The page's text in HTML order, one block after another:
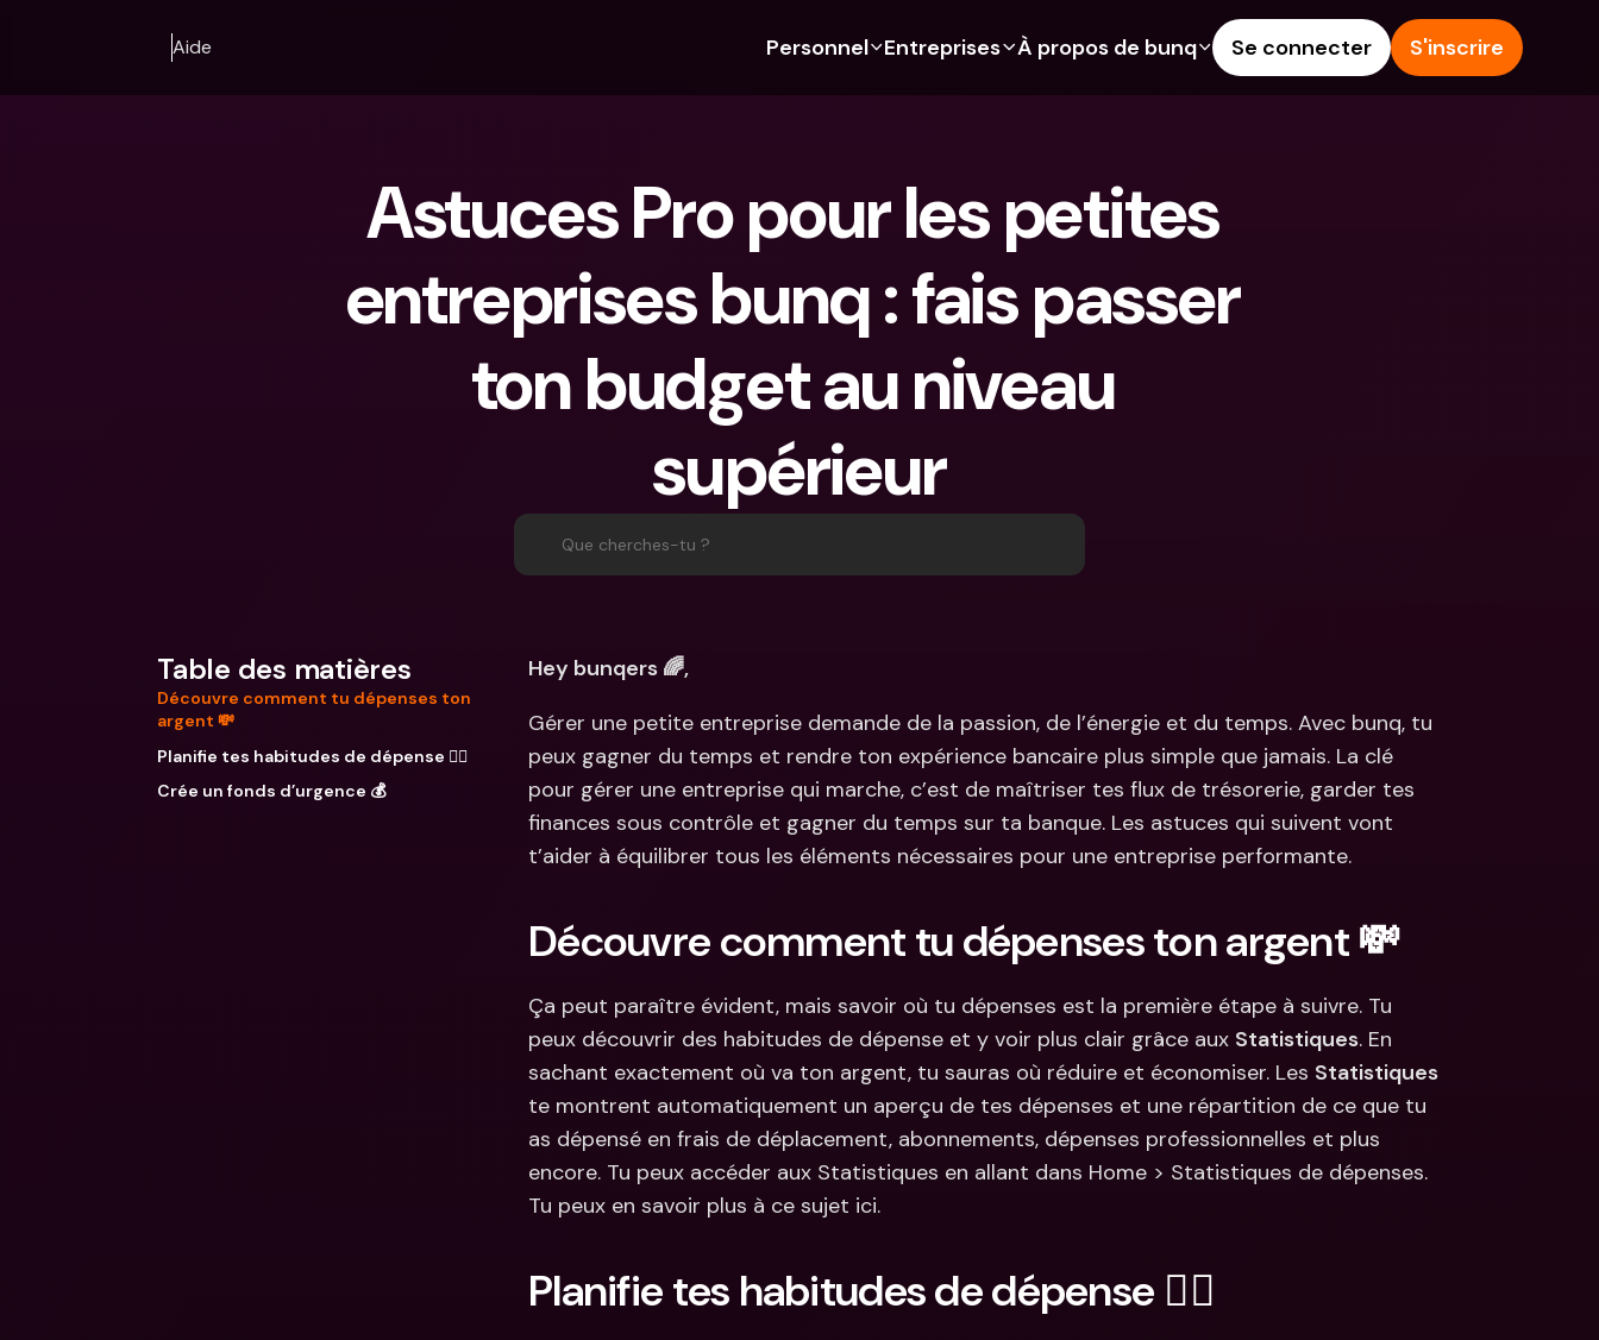
Aide Personnel
Pour les expats
Pour les couples
Pour les parents
Abonnements
bunq Free
bunq Elite
Comparer les abonnements
Cartes de crédit
Crypto
Comptes communs
Paiements
Compte d'épargne
Actions
Entreprises
Pour les freelances
Pour les PME
Abonnements
bancaires
bunq Core
bunq Pro
bunq Elite
Comparer les abonnements
Cartes de crédit
Devises étrangères & IBANs
Retraits et dépôts aux
distributeurs
bunq Deals
Gestion des dépenses
À propos de bunq
Durabilité
Presse
Emplois
Blog
Signaler un problème
Documents légaux
Se connecter S'inscrire
Astuces Pro pour les petites
entreprises bunq : fais passer
ton budget au niveau
supérieur
Que cherches-tu ?
Table des matières
Découvre comment tu dépenses ton
argent 💸
Planifie tes habitudes de dépense ✍🏼
Crée un fonds d’urgence 💰
Hey bunqers 🌈,
Gérer une petite entreprise demande de la passion, de l’énergie et du temps. Avec bunq, tu
peux gagner du temps et rendre ton expérience bancaire plus simple que jamais. La clé
pour gérer une entreprise qui marche, c’est de maîtriser tes flux de trésorerie, garder tes
finances sous contrôle et gagner du temps sur ta banque. Les astuces qui suivent vont
t’aider à équilibrer tous les éléments nécessaires pour une entreprise performante.
Découvre comment tu dépenses ton argent 💸
Ça peut paraître évident, mais savoir où tu dépenses est la première étape à suivre. Tu
peux découvrir des habitudes de dépense et y voir plus clair grâce aux Statistiques. En
sachant exactement où va ton argent, tu sauras où réduire et économiser. Les Statistiques
te montrent automatiquement un aperçu de tes dépenses et une répartition de ce que tu
as dépensé en frais de déplacement, abonnements, dépenses professionnelles et plus
encore. Tu peux accéder aux Statistiques en allant dans Home > Statistiques de dépenses.
Tu peux en savoir plus à ce sujet ici.
Planifie tes habitudes de dépense ✍🏼